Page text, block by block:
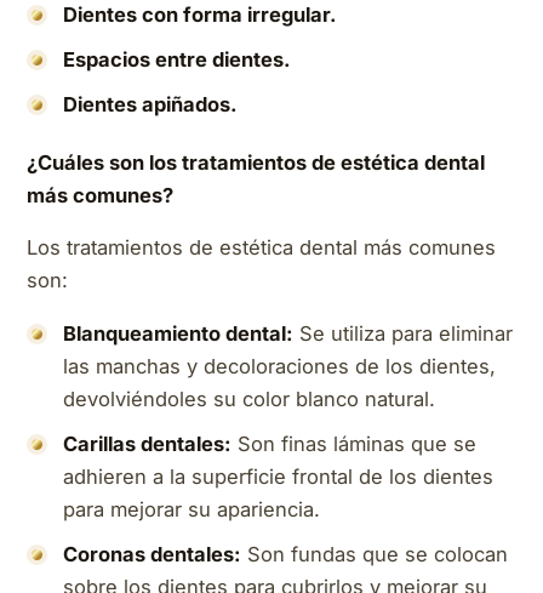
Dientes con forma irregular.
Espacios entre dientes.
Dientes apiñados.
¿Cuáles son los tratamientos de estética dental
más comunes?
Los tratamientos de estética dental más comunes
son:
Blanqueamiento dental: Se utiliza para eliminar
las manchas y decoloraciones de los dientes,
devolviéndoles su color blanco natural.
Carillas dentales: Son finas láminas que se
adhieren a la superficie frontal de los dientes
para mejorar su apariencia.
Coronas dentales: Son fundas que se colocan
sobre los dientes para cubrirlos y mejorar su